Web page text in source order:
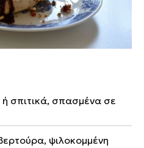
σπιτικά, σπασμένα σε
ψιλοκομμένη